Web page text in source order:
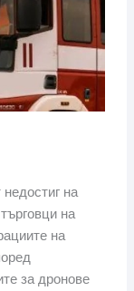
на
на
на
за дронове